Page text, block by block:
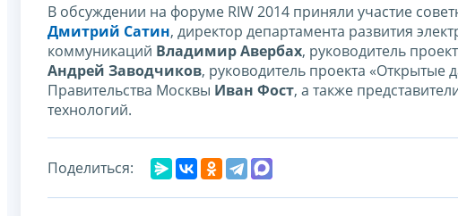
В обсуждении на форуме RIW 2014 приняли участие
Дмитрий Сатин, директор департамента развития
коммуникаций Владимир Авербах, руководитель
Андрей Заводчиков, руководитель проекта
Правительства Москвы Иван Фост, а также
технологий.
Поделиться: